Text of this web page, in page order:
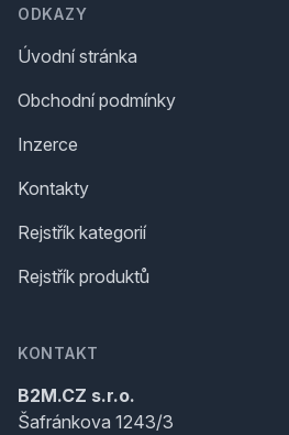
ODKAZY
Úvodní stránka
Obchodní podmínky
Inzerce
Kontakty
Rejstřík kategorií
Rejstřík produktů
KONTAKT
B2M.CZ s.r.o.
Šafránkova 1243/3